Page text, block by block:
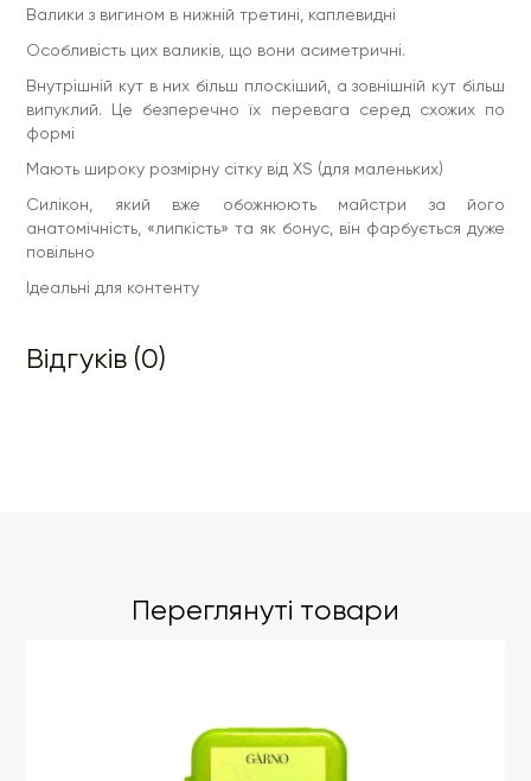
Валики з вигином в нижній третині, каплевидні
Особливість цих валиків, що вони асиметричні.
Внутрішній кут в них більш плоскіший, а зовнішній кут більш
випуклий. Це безперечно їх перевага серед схожих по
формі
Мають широку розмірну сітку від XS (для маленьких)
Силікон, який вже обожнюють майстри за його
анатомічність, «липкість» та як бонус, він фарбується дуже
повільно
Ідеальні для контенту
Відгуків (0)
Переглянуті товари